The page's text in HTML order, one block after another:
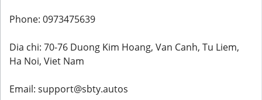
Phone: 0973475639
Dia chi: 70-76 Duong Kim Hoang, Van Canh, Tu Liem,
Ha Noi, Viet Nam
Email: support@sbty.autos